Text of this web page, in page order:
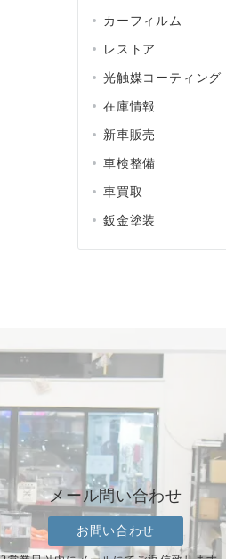
カーフィルム
レストア
光触媒コーティング
在庫情報
新車販売
車検整備
車買取
鈑金塗装
メール問い合わせ
お問い合わせ